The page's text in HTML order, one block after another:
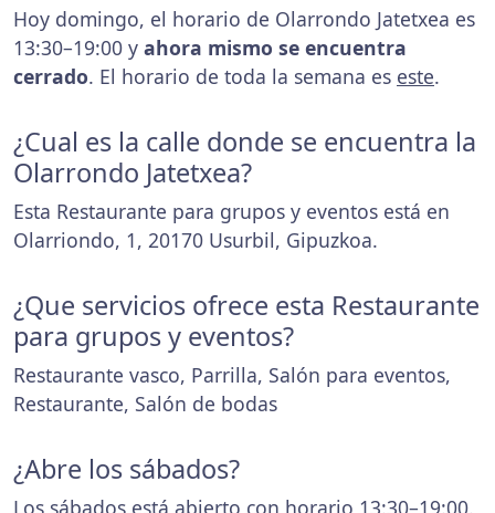
Hoy domingo, el horario de Olarrondo Jatetxea es
13:30–19:00 y ahora mismo se encuentra
cerrado. El horario de toda la semana es este.
¿Cual es la calle donde se encuentra la
Olarrondo Jatetxea?
Esta Restaurante para grupos y eventos está en
Olarriondo, 1, 20170 Usurbil, Gipuzkoa.
¿Que servicios ofrece esta Restaurante
para grupos y eventos?
Restaurante vasco, Parrilla, Salón para eventos,
Restaurante, Salón de bodas
¿Abre los sábados?